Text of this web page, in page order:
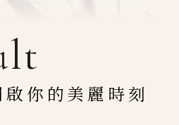
你的美麗時刻